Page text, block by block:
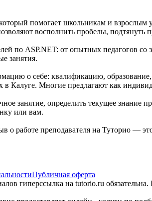
помогает школьникам и взрослым
восполнить пробелы, подтянуть
по ASP.NET: от опытных педагогов
занятия.
о себе: квалификацию,
Калуге. Многие предлагают как
занятие, определить текущее знание
или вам.
о работе преподавателя на Туторио —
Публичная оферта
гиперссылка на tutorio.ru